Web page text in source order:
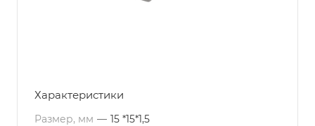
Характеристики
Размер, мм — 15 *15*1,5